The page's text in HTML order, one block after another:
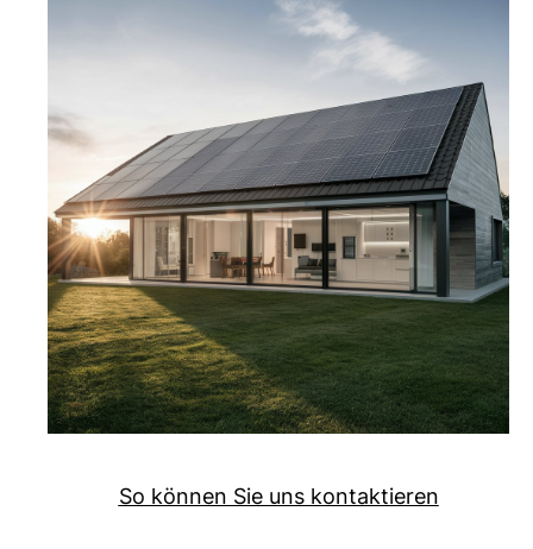
So können Sie uns kontaktieren